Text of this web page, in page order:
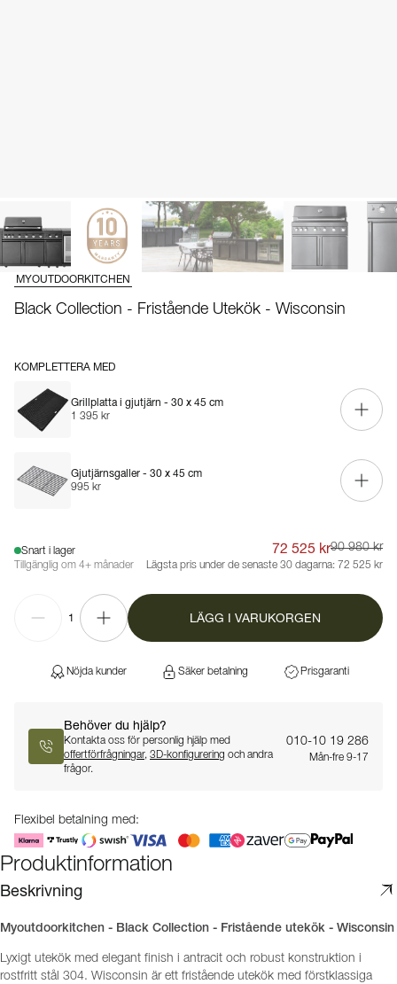
MYOUTDOORKITCHEN
Black Collection - Fristående Utekök - Wisconsin
KOMPLETTERA MED
Grillplatta i gjutjärn - 30 x 45 cm
1 395 kr
Gjutjärnsgaller - 30 x 45 cm
995 kr
Snart i lager
Tillgänglig om 4+ månader
72 525 kr90 980 kr
Lägsta pris under de senaste 30 dagarna: 72 525 kr
1 LÄGG I VARUKORGEN
Nöjda kunder Säker betalning Prisgaranti
Behöver du hjälp?
Kontakta oss för personlig hjälp med
offertförfrågningar, 3D-konfigurering och andra
frågor.
010-10 19 286
Mån-fre 9-17
Flexibel betalning med:
Produktinformation
Beskrivning
Myoutdoorkitchen - Black Collection - Fristående utekök - Wisconsin
Lyxigt utekök med elegant finish i antracit och robust konstruktion i
rostfritt stål 304. Wisconsin är ett fristående utekök med förstklassiga